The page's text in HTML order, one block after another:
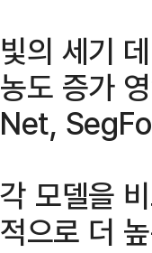
빛의 세기
농도 증가
Net,
각 모델을
적으로 더